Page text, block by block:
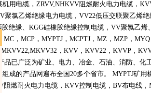
机用电缆， ZRVV,NHKVV阻燃耐火电力电缆，
聚氯乙烯绝缘电力电缆， VV22低压交联聚乙烯绝
绝缘、 KGG硅橡胶绝缘控制电缆， VV聚氯乙烯、
MC ， MCP ， MYPTJ ， MCPTJ ， MZ ， MZP ， MYQ
， KVV ， KVV22 ， KVVP ，
品已广泛为矿业、电力、冶金、石油、消防、化
成的产品网遍布全国 20多个省市。 MYPTJ矿用
阻燃耐火电力电缆， KVV控制电缆， BV布电线，